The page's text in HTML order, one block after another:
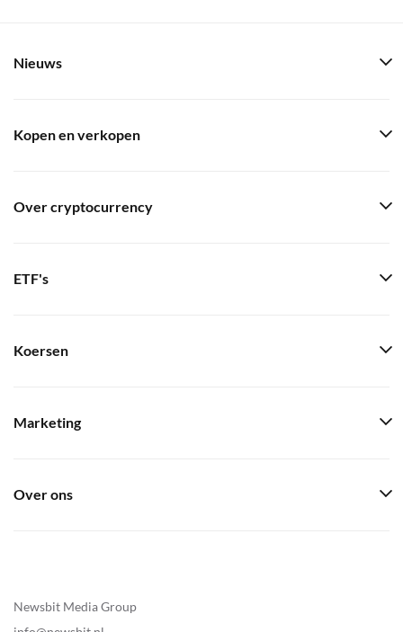
Newsbit Media Group
Nieuws
Kopen en verkopen
Over cryptocurrency
ETF's
Koersen
Marketing
Over ons